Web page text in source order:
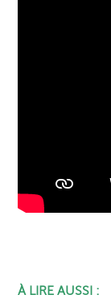
À LIRE AUSSI :